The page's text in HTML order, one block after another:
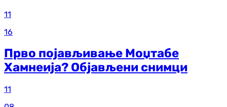
11
16
Прво појављивање Моџтабе
Хамнеија? Објављени снимци
11